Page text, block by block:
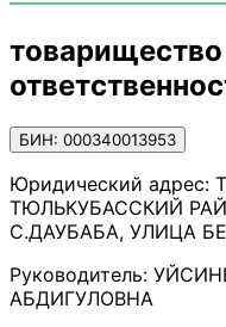
товарищество
БИН: 000340013953
Юридический адрес:
ТЮЛЬКУБАССКИЙ
С.ДАУБАБА, УЛИЦА
Руководитель:
АБДИГУЛОВНА